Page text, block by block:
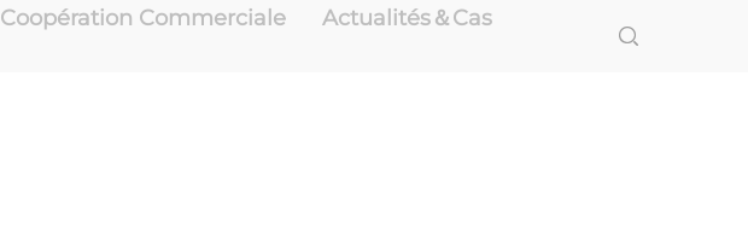
Coopération Commerciale
Actualités＆Cas